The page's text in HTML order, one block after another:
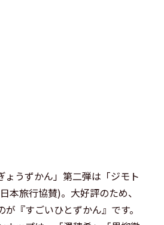
ょうずかん」第二弾は「ジモト
本旅行協賛)。大好評のため、
『すごいひとずかん』です。